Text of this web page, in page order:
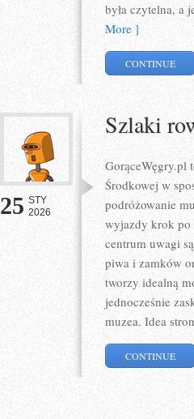
była czytelna, a
More ]
CONTINUE
25 STY
2026
Szlaki
GorąceWęgry.pl
Środkowej w
podróżowanie
wyjazdy krok po
centrum uwagi
piwa i zamków
tworzy idealną
jednocześnie
muzea. Idea
CONTINUE